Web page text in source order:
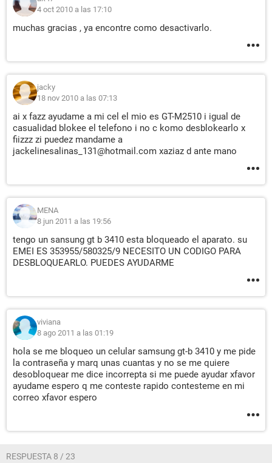
4 oct 2010 a las 17:10
muchas gracias , ya encontre como desactivarlo.
jacky
18 nov 2010 a las 07:13
ai x fazz ayudame a mi cel el mio es GT-M2510 i igual de
casualidad blokee el telefono i no c komo desblokearlo x
fiizzz zi puedez mandame a
jackelinesalinas_131@hotmail.com xaziaz d ante mano
MENA
8 jun 2011 a las 19:56
tengo un sansung gt b 3410 esta bloqueado el aparato. su
EMEI ES 353955/580325/9 NECESITO UN CODIGO PARA
DESBLOQUEARLO. PUEDES AYUDARME
viviana
8 ago 2011 a las 01:19
hola se me bloqueo un celular samsung gt-b 3410 y me pide
la contraseña y marq unas cuantas y no se me quiere
desobloquear me dice incorrepta si me puede ayudar xfavor
ayudame espero q me conteste rapido contesteme en mi
correo xfavor espero
RESPUESTA 8 / 23